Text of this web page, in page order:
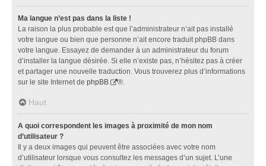
Ma langue n’est pas dans la liste !
La raison la plus probable est que l’administrateur n’ait pas installé
votre langue ou bien que personne n’ait encore traduit phpBB dans
votre langue. Essayez de demander à un administrateur du forum
d’installer la langue désirée. Si elle n’existe pas, n’hésitez pas à créer
et partager une nouvelle traduction. Vous trouverez plus d’informations
sur le site Internet de phpBB ®.
Haut
A quoi correspondent les images à proximité de mon nom
d’utilisateur ?
Il y a deux images qui peuvent être associées avec votre nom
d’utilisateur lorsque vous consultez les messages d’un sujet. L’une